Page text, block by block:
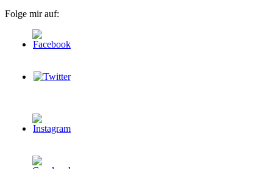
Folge mir auf: